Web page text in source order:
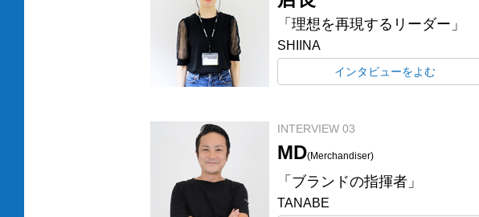
「理想を再現するリーダー」
SHIINA
インタビューをよむ
INTERVIEW 03
MD(Merchandiser)
「ブランドの指揮者」
TANABE